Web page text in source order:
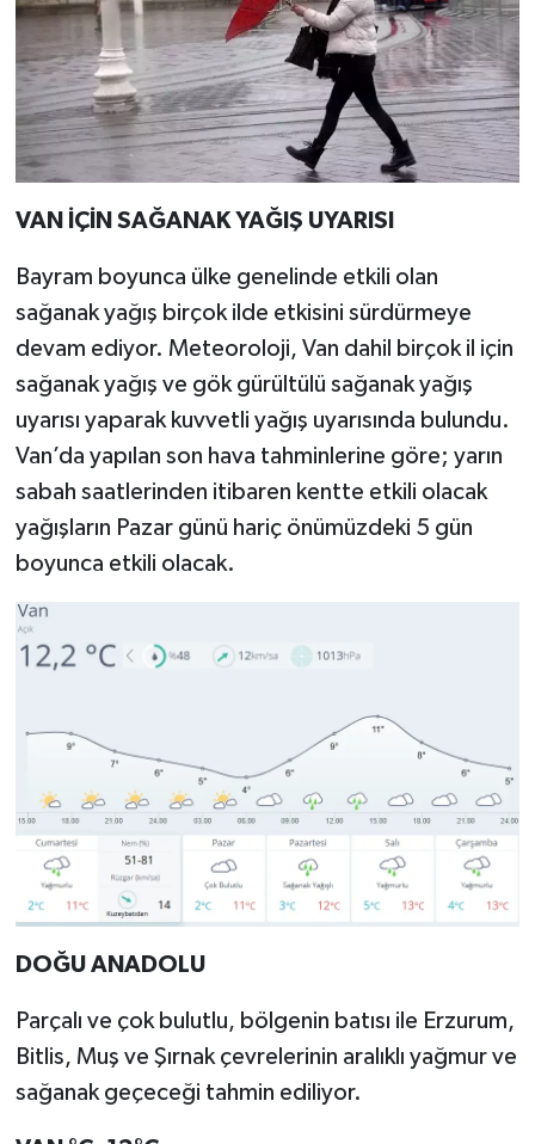
VAN İÇİN SAĞANAK YAĞIŞ UYARISI
Bayram boyunca ülke genelinde etkili olan
sağanak yağış birçok ilde etkisini sürdürmeye
devam ediyor. Meteoroloji, Van dahil birçok il için
sağanak yağış ve gök gürültülü sağanak yağış
uyarısı yaparak kuvvetli yağış uyarısında bulundu.
Van’da yapılan son hava tahminlerine göre; yarın
sabah saatlerinden itibaren kentte etkili olacak
yağışların Pazar günü hariç önümüzdeki 5 gün
boyunca etkili olacak.
DOĞU ANADOLU
Parçalı ve çok bulutlu, bölgenin batısı ile Erzurum,
Bitlis, Muş ve Şırnak çevrelerinin aralıklı yağmur ve
sağanak geçeceği tahmin ediliyor.